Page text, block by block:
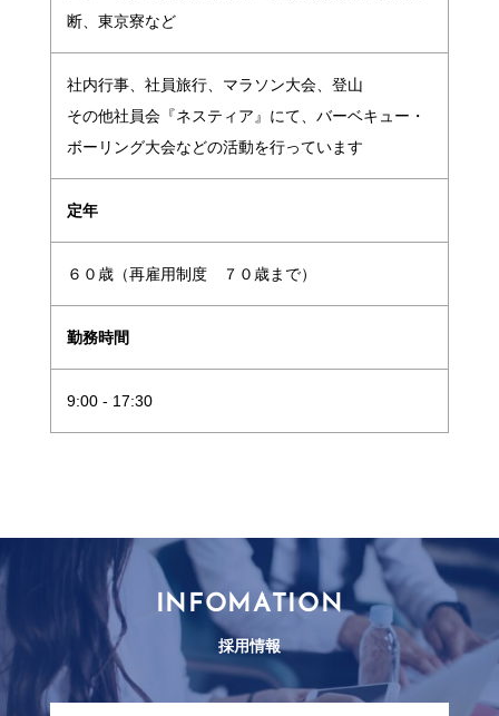
断、東京寮など
社内行事、社員旅行、マラソン大会、登山
その他社員会『ネスティア』にて、バーベキュー・
ボーリング大会などの活動を行っています
定年
６０歳（再雇用制度 ７０歳まで）
勤務時間
9:00 - 17:30
INFOMATION
採用情報